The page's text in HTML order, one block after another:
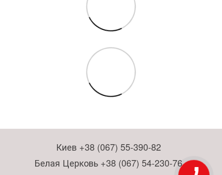
Киев +38 (067) 55-390-82
Белая Церковь +38 (067) 54-230-76